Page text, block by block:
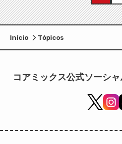
Início Tópicos
コアミックス公式ソーシ